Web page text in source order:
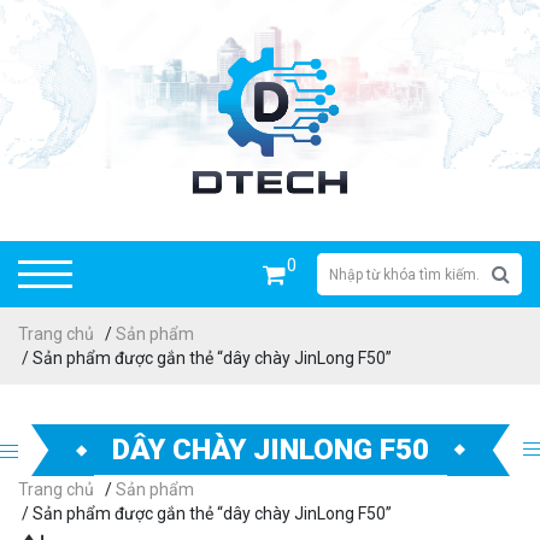
0
Trang chủ /Sản phẩm
/ Sản phẩm được gắn thẻ “dây chày JinLong F50”
DÂY CHÀY JINLONG F50
Trang chủ /Sản phẩm
/ Sản phẩm được gắn thẻ “dây chày JinLong F50”